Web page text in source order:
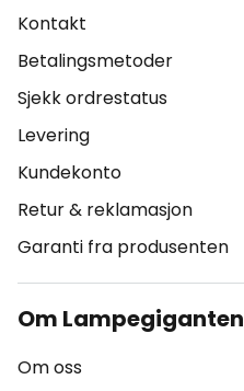
Kontakt
Betalingsmetoder
Sjekk ordrestatus
Levering
Kundekonto
Retur & reklamasjon
Garanti fra produsenten
Om Lampegiganten
Om oss